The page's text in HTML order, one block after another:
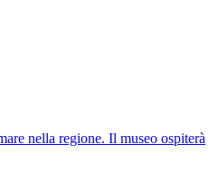
nella regione. Il museo ospiterà